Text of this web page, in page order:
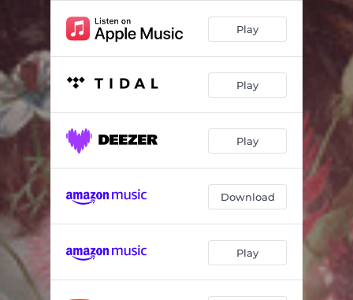
Dejar de Amarte - Live 03:26
Lento - Live 03:10
Play
Play
Play
Download
Play